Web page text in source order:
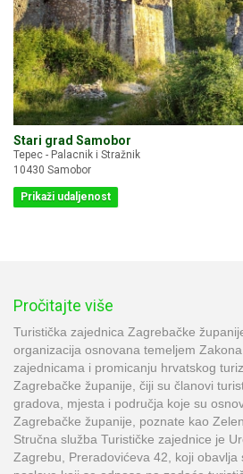
Stari grad Samobor
Tepec - Palacnik i Stražnik
10430 Samobor
Prikaži udaljenost
Pročitajte više
Turistička zajednica Zagrebačke
organizacija osnovana temeljem
zajednicama i promicanju hrvatskog
Zagrebačke županije, čiji su članovi
gradova, mjesta i područja koje su
Zagrebačke županije, poznate kao
Stručna služba Turističke zajednice je
Zagrebu, Preradovićeva 42, koji obavlja